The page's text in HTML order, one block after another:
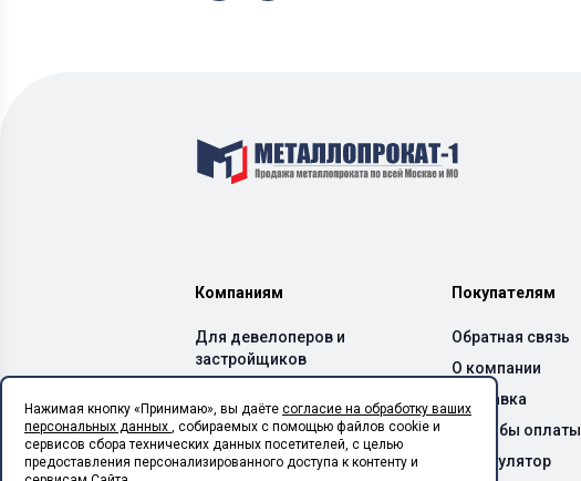
Компаниям
Для девелоперов и
застройщиков
и бетонных заводов
Для производителей ЛСТК
Для монтажных
Покупателям
Обратная связь
О компании
Доставка
Способы оплаты
Калькулятор
Нажимая кнопку «Принимаю», вы даёте согласие на обработку ваших
персональных данных , собираемых с помощью файлов cookie и
сервисов сбора технических данных посетителей, с целью
предоставления персонализированного доступа к контенту и